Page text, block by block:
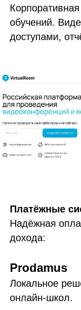
обучений.
доступами,
Платёжные
Надёжная
дохода:
Prodamus
Локальное
онлайн-школ.